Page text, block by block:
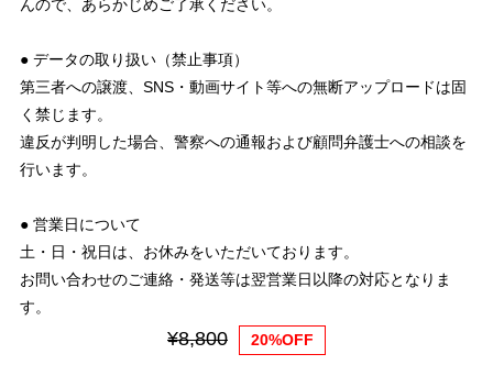
んので、あらかじめご了承ください。
● データの取り扱い（禁止事項）
第三者への譲渡、SNS・動画サイト等への無断アップロードは固
く禁じます。
違反が判明した場合、警察への通報および顧問弁護士への相談を
行います。
● 営業日について
土・日・祝日は、お休みをいただいております。
お問い合わせのご連絡・発送等は翌営業日以降の対応となりま
す。
¥8,800 20%OFF